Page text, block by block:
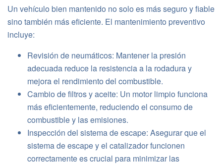
Un vehículo bien mantenido no solo es más seguro y fiable
sino también más eficiente. El mantenimiento preventivo
incluye:
Revisión de neumáticos: Mantener la presión
adecuada reduce la resistencia a la rodadura y
mejora el rendimiento del combustible.
Cambio de filtros y aceite: Un motor limpio funciona
más eficientemente, reduciendo el consumo de
combustible y las emisiones.
Inspección del sistema de escape: Asegurar que el
sistema de escape y el catalizador funcionen
correctamente es crucial para minimizar las